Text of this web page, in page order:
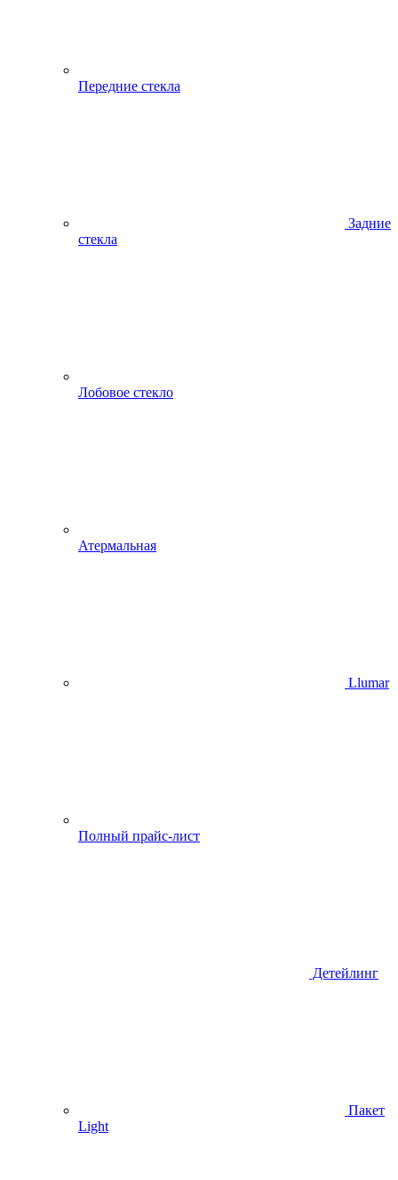
Передние стекла
Задние
стекла
Лобовое стекло
Атермальная
Llumar
Полный прайс-лист
Детейлинг
Пакет
Light